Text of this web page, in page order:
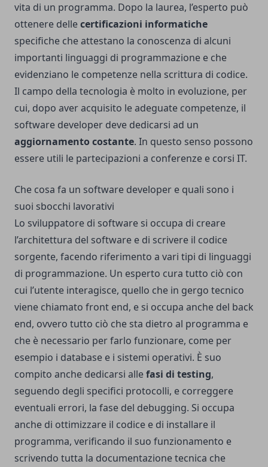
vita di un programma. Dopo la laurea, l’esperto può
ottenere dellecertificazioni informatiche
specifiche che attestano la conoscenza di alcuni
importanti linguaggi di programmazione e che
evidenziano le competenze nella scrittura di codice.
Il campo della tecnologia è molto in evoluzione, per
cui, dopo aver acquisito le adeguate competenze, il
software developer deve dedicarsi ad un
aggiornamento costante. In questo senso possono
essere utili le partecipazioni a conferenze e corsi IT.
Che cosa fa un software developer e quali sono i
suoi sbocchi lavorativi
Lo sviluppatore di software si occupa di creare
l’architettura del software e di scrivere il codice
sorgente, facendo riferimento a vari tipi di linguaggi
di programmazione. Un esperto cura tutto ciò con
cui l’utente interagisce, quello che in gergo tecnico
viene chiamato front end, e si occupa anche del back
end, ovvero tutto ciò che sta dietro al programma e
che è necessario per farlo funzionare, come per
esempio i database e i sistemi operativi. È suo
compito anche dedicarsi allefasi di testing,
seguendo degli specifici protocolli, e correggere
eventuali errori, la fase del debugging. Si occupa
anche di ottimizzare il codice e di installare il
programma, verificando il suo funzionamento e
scrivendo tutta la documentazione tecnica che